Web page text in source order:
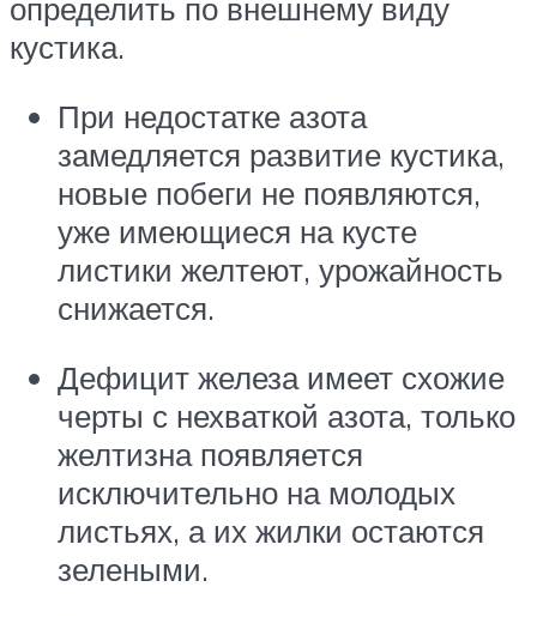
определить по внешнему виду
кустика.
При недостатке азота
замедляется развитие кустика,
новые побеги не появляются,
уже имеющиеся на кусте
листики желтеют, урожайность
снижается.
Дефицит железа имеет схожие
черты с нехваткой азота, только
желтизна появляется
исключительно на молодых
листьях, а их жилки остаются
зелеными.